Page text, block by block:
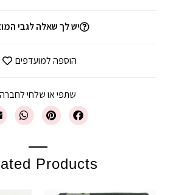
יש לך שאלה לגבי
הוספה למועדפים
שתפי או שלחי לחברה
Products